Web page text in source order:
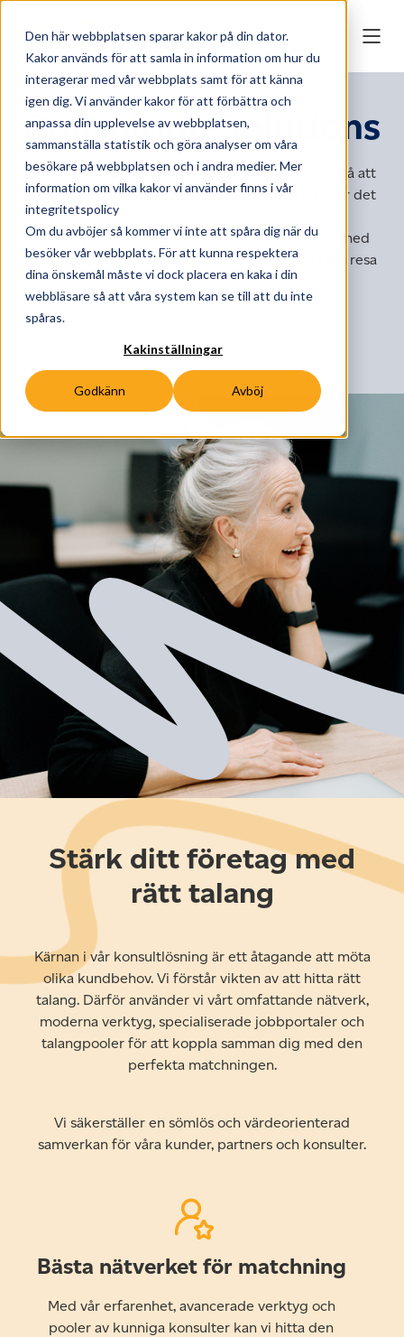
Den här webbplatsen sparar kakor på din dator.
Kakor används för att samla in information om hur du
interagerar med vår webbplats samt för att känna
igen dig. Vi använder kakor för att förbättra och
anpassa din upplevelse av webbplatsen,
sammanställa statistik och göra analyser om våra
besökare på webbplatsen och i andra medier. Mer
information om vilka kakor vi använder finns i vår
integritetspolicy
Om du avböjer så kommer vi inte att spåra dig när du
besöker vår webbplats. För att kunna respektera
dina önskemål måste vi dock placera en kaka i din
webbläsare så att våra system kan se till att du inte
spåras.
Kakinställningar
Godkänn Avböj
Consulting Solutions
Frigör kraften hos talanger. Vi är specialiserade på att
koppla samman företag med konsulter precis när det
behövs, vilket levererar unikt värde. Höj din
verksamhet och gör den mer kostnadseffektiv med
rätt talang vid rätt tidpunkt. Låt oss påskynda din resa
tillsammans!
Stärk ditt företag med
rätt talang
Kärnan i vår konsultlösning är ett åtagande att möta
olika kundbehov. Vi förstår vikten av att hitta rätt
talang. Därför använder vi vårt omfattande nätverk,
moderna verktyg, specialiserade jobbportaler och
talangpooler för att koppla samman dig med den
perfekta matchningen.
Vi säkerställer en sömlös och värdeorienterad
samverkan för våra kunder, partners och konsulter.
Bästa nätverket för matchning
Med vår erfarenhet, avancerade verktyg och
pooler av kunniga konsulter kan vi hitta den